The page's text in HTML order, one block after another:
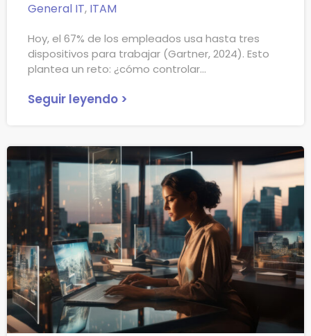
General IT, ITAM
Hoy, el 67% de los empleados usa hasta tres
dispositivos para trabajar (Gartner, 2024). Esto
plantea un reto: ¿cómo controlar
Seguir leyendo >